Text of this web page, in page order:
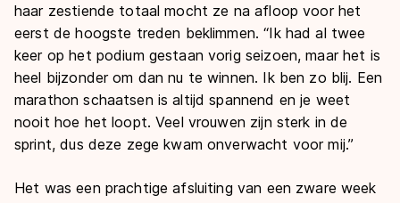
haar zestiende totaal mocht ze na afloop voor het
eerst de hoogste treden beklimmen. “Ik had al twee
keer op het podium gestaan vorig seizoen, maar het is
heel bijzonder om dan nu te winnen. Ik ben zo blij. Een
marathon schaatsen is altijd spannend en je weet
nooit hoe het loopt. Veel vrouwen zijn sterk in de
sprint, dus deze zege kwam onverwacht voor mij.”
Het was een prachtige afsluiting van een zware week